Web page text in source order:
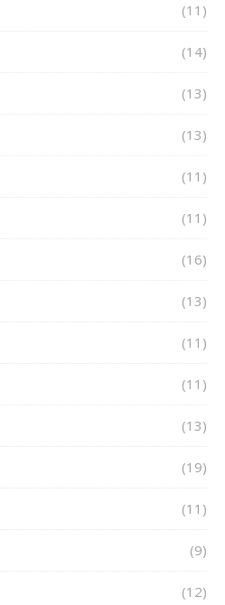
(11)
(14)
(13)
(13)
(11)
(11)
(16)
(13)
(11)
(11)
(13)
(19)
(11)
(9)
(12)